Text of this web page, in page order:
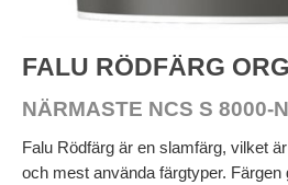
FALU RÖDFÄRG
NÄRMASTE NCS S 8000-N
Falu Rödfärg är en slamfärg, vilket
och mest använda färgtyper.